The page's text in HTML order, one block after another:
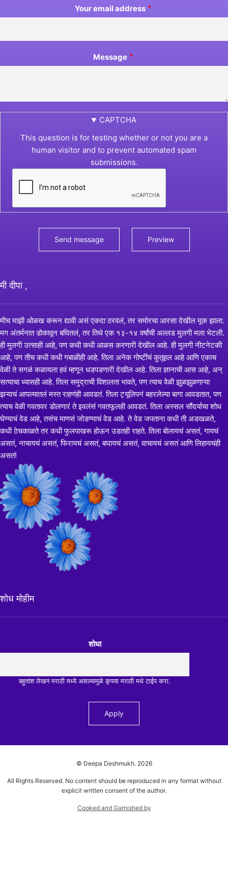
Your email address
Message
CAPTCHA
This question is for testing whether or not you are a
human visitor and to prevent automated spam
submissions.
मी दीपा ,
मीच माझी ओळख करून द्यावी असं एकदा ठरवलं, तर समोरचा आरसा देखील मूक झाला.
मग अंतर्मनात डोकावून बघितलं, तर तिथे एक १३-१४ वर्षांची अल्लड मुलगी मला भेटली.
ही मुलगी उत्साही आहे, पण कधी कधी आळस करणारी देखील आहे. ही मुलगी नीटनेटकी
आहे, पण तीच कधी कधी गबाळीही आहे. तिला अनेक गोष्टींचं कुतूहल आहे आणि एकाच
वेळी ते सगळं कळायला हवं म्हणून धडपडणारी देखील आहे. तिला ज्ञानाची आस आहे, अन्
सत्याचा ध्यासही आहे. तिला समुद्राची विशालता भावते, पण त्याच वेळी झुळझुळणाऱ्या
झऱ्याचं आपल्यातलं मस्त राहणंही आवडतं. तिला ट्यूलिपनं बहरलेल्या बागा आवडतात, पण
त्याच वेळी गवतावर डोलणारं ते इवलंसं गवतफूलही आवडतं. तिला अस्सल सौंदर्याचा शोध
घेण्याचं वेड आहे, तसंच माणसं जोडण्याचं वेड आहे. ते वेड जपताना कधी ती अडखळते,
कधी ठेचकाळते तर कधी फुलपाखरू होऊन उडतही राहते. तिला बोलायचं असतं, गायचं
असतं, नाचायचं असतं, फिरायचं असतं, बघायचं असतं, वाचायचं असतं आणि लिहायचंही
असतं!
शोध मोहीम
शोधा
बहुतांश लेखन मराठी मध्ये असल्यामुळे कृपया मराठी मधे टाईप करा.
© Deepa Deshmukh. 2026
All Rights Reserved. No content should be reproduced in any format without
explicit written consent of the author.
Cooked and Garnished by